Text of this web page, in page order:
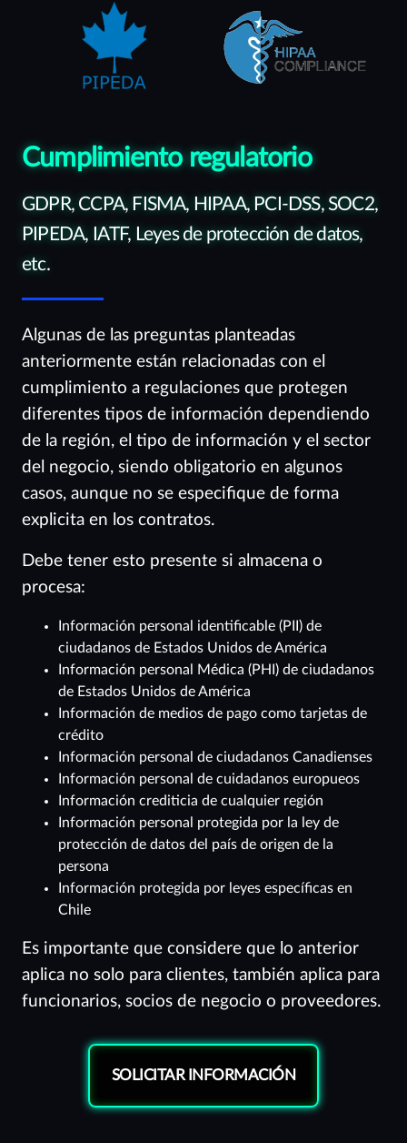
Cumplimiento regulatorio
GDPR, CCPA, FISMA, HIPAA, PCI-DSS, SOC2,
PIPEDA, IATF, Leyes de protección de datos,
etc.
Algunas de las preguntas planteadas
anteriormente están relacionadas con el
cumplimiento a regulaciones que protegen
diferentes tipos de información dependiendo
de la región, el tipo de información y el sector
del negocio, siendo obligatorio en algunos
casos, aunque no se especifique de forma
explicita en los contratos.
Debe tener esto presente si almacena o
procesa:
Información personal identificable (PII) de
ciudadanos de Estados Unidos de América
Información personal Médica (PHI) de ciudadanos
de Estados Unidos de América
Información de medios de pago como tarjetas de
crédito
Información personal de ciudadanos Canadienses
Información personal de cuidadanos europueos
Información crediticia de cualquier región
Información personal protegida por la ley de
protección de datos del país de origen de la
persona
Información protegida por leyes específicas en
Chile
Es importante que considere que lo anterior
aplica no solo para clientes, también aplica para
funcionarios, socios de negocio o proveedores.
SOLICITAR INFORMACIÓN